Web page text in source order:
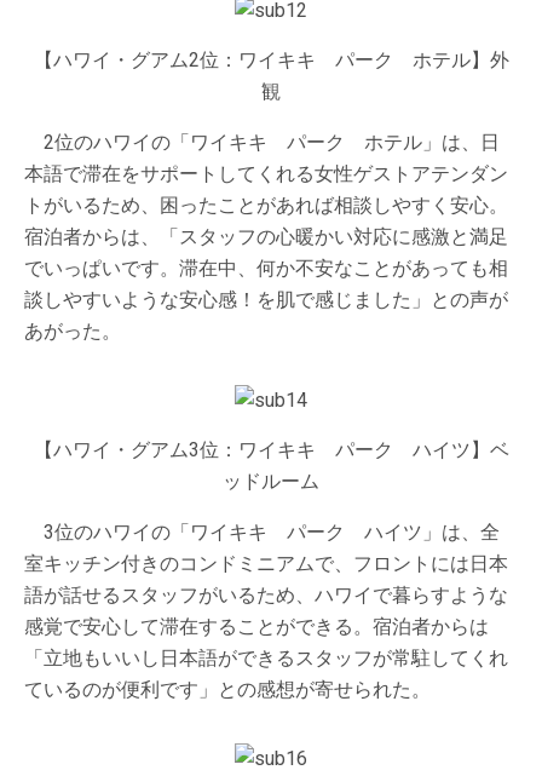
【ハワイ・グアム2位：ワイキキ パーク ホテル】外
観
2位のハワイの「ワイキキ パーク ホテル」は、日
本語で滞在をサポートしてくれる女性ゲストアテンダン
トがいるため、困ったことがあれば相談しやすく安心。
宿泊者からは、「スタッフの心暖かい対応に感激と満足
でいっぱいです。滞在中、何か不安なことがあっても相
談しやすいような安心感！を肌で感じました」との声が
あがった。
【ハワイ・グアム3位：ワイキキ パーク ハイツ】ベ
ッドルーム
3位のハワイの「ワイキキ パーク ハイツ」は、全
室キッチン付きのコンドミニアムで、フロントには日本
語が話せるスタッフがいるため、ハワイで暮らすような
感覚で安心して滞在することができる。宿泊者からは
「立地もいいし日本語ができるスタッフが常駐してくれ
ているのが便利です」との感想が寄せられた。